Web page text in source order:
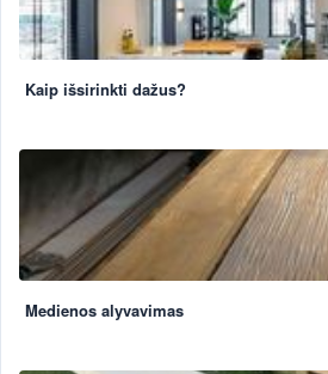
Kaip išsirinkti dažus?
Medienos alyvavimas